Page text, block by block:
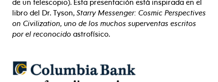
de un telescopio). Esta presentación está inspirada en el
libro del Dr. Tyson, Starry Messenger: Cosmic Perspectives
on Civilization, uno de los muchos superventas escritos
por el reconocido astrofísico.